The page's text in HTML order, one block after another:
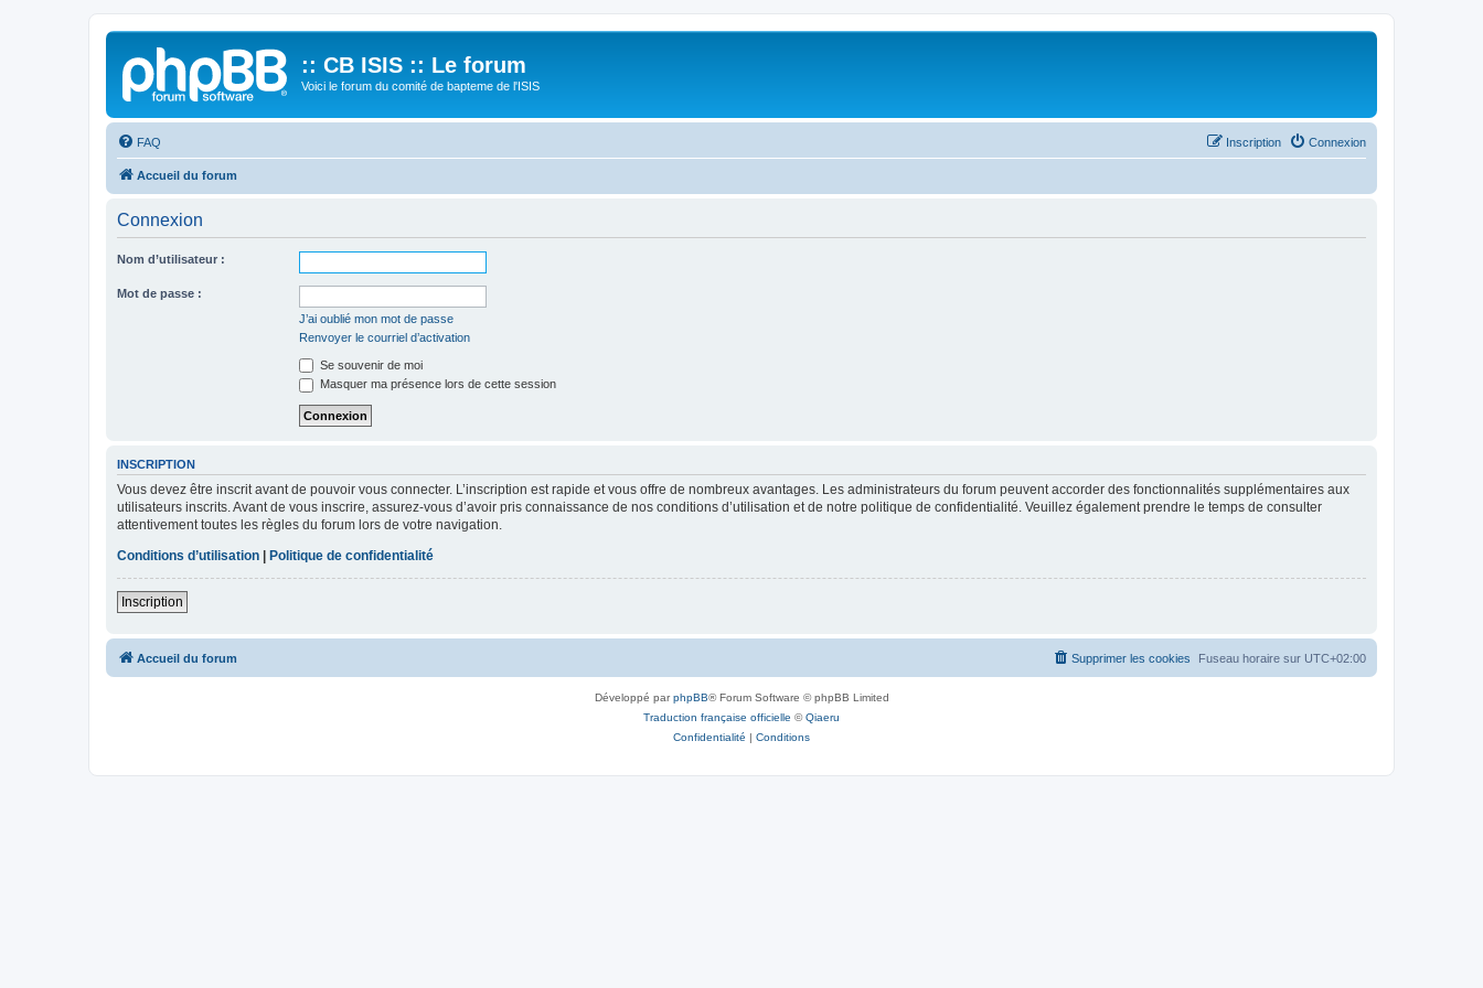
:: CB ISIS :: Le forum
Voici le forum du comité de bapteme de l'ISIS
FAQ Connexion
Inscription
Accueil du forum
Connexion
Nom d’utilisateur :
Mot de passe :
J’ai oublié mon mot de passe
Renvoyer le courriel d’activation
Se souvenir de moi
Masquer ma présence lors de cette session
INSCRIPTION
Vous devez être inscrit avant de pouvoir vous connecter. L’inscription est rapide et vous offre de nombreux avantages. Les administrateurs du forum peuvent accorder des fonctionnalités supplémentaires aux
utilisateurs inscrits. Avant de vous inscrire, assurez-vous d’avoir pris connaissance de nos conditions d’utilisation et de notre politique de confidentialité. Veuillez également prendre le temps de consulter
attentivement toutes les règles du forum lors de votre navigation.
Conditions d’utilisation
Politique de confidentialité
Inscription
Accueil du forum Fuseau horaire sur UTC+02:00
Supprimer les cookies
Développé parphpBB® Forum Software © phpBB Limited
Traduction française officielle ©Qiaeru
Confidentialité | Conditions